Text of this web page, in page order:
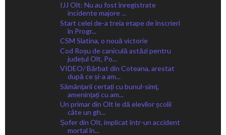
IJJ Olt: Nu au fost înregistrate
incidente majore ...
Start celei de-a treia etape de înscrieri
în Progr...
CSM Slatina, o nouă victorie
Cod Roșu de caniculă astăzi pentru
județul Olt, Po...
VIDEO/ Bărbat din Coteana, arestat
după ce și-a am...
Sămânțarii certați cu bunul-simț,
amenințați cu am...
Un primar din Olt le dă elevilor școlii
câte un gh...
Șofer din Olt, implicat într-un accident
mortal în...